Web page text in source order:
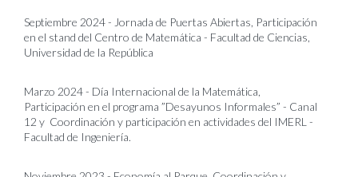
Septiembre 2024 - Jornada de Puertas Abiertas, Participación
en el stand del Centro de Matemática - Facultad de Ciencias,
Universidad de la República
Marzo 2024 - Día Internacional de la Matemática,
Participación en el programa ”Desayunos Informales” - Canal
12 y Coordinación y participación en actividades del IMERL -
Facultad de Ingeniería.